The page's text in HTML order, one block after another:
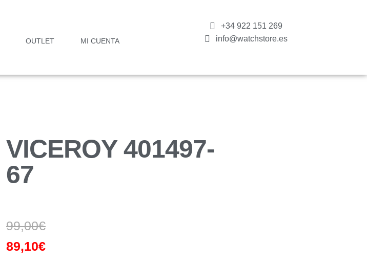
OUTLET MI CUENTA
+34 922 151 269
info@watchstore.es
VICEROY 401497-
67
99,00€
89,10€